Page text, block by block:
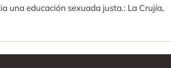
una educación sexuada justa.: La Crujía,